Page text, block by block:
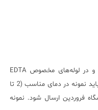
نمونه‌گیری باید با رعایت اصول استریل و در لوله‌های مخصوص EDTA
انجام شود. پس از نمونه‌گیری، بلافاصله باید نمونه در دمای مناسب (2 تا
فروردین ارسال شود. نمونه